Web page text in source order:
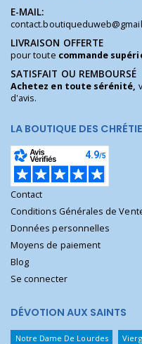
E-MAIL:
LIVRAISON OFFERTE
pour toute commande
SATISFAIT OU REMBOURSÉ
Achetez en toute sérénité,
d'avis.
LA BOUTIQUE DES
Contact
Conditions Générales de
Données personnelles
Moyens de paiement
Blog
Se connecter
DÉVOTION AUX SAINTS
Notre Dame De Lourdes